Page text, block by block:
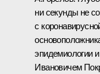
ни секунды не
с
эпидемиологии
Ивановичем